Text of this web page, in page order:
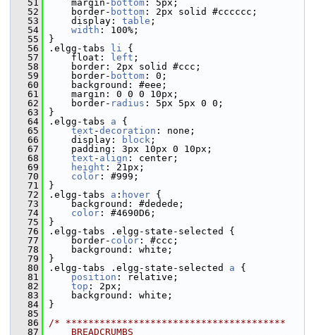
   51
margin- bottom : 5px;
   52
border- bottom : 2px solid #cccccc;
   53
display: table ;
   54
width : 100%;
   55
}
   56
.elgg-tabs li {
   57
float: left ;
   58
border: 2px solid #ccc;
   59
border- bottom : 0;
   60
background: #eee;
   61
margin: 0 0 0 10px;
   62
border- radius : 5px 5px 0 0;
   63
}
   64
.elgg-tabs a {
   65
text -decoration : none;
   66
display: block ;
   67
padding: 3px 10px 0 10px;
   68
text - align : center;
   69
height : 21px;
   70
color : #999;
   71
}
   72
.elgg-tabs a : hover {
   73
background: #dedede;
   74
color : #4690D6;
   75
}
   76
.elgg-tabs .elgg-state-selected {
   77
border- color : #ccc;
   78
background: white;
   79
}
   80
.elgg-tabs .elgg-state-selected a {
   81
position : relative;
   82
top : 2px;
   83
background: white;
   84
}
   85
   86
/* ***************************************
   87
    BREADCRUMBS